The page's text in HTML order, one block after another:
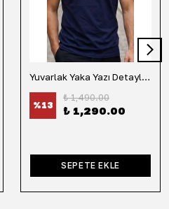
Yuvarlak Yaka Yazı Detaylı Tişört-Lacivert
%13
₺ 1,490.00
₺ 1,290.00
SEPETE EKLE